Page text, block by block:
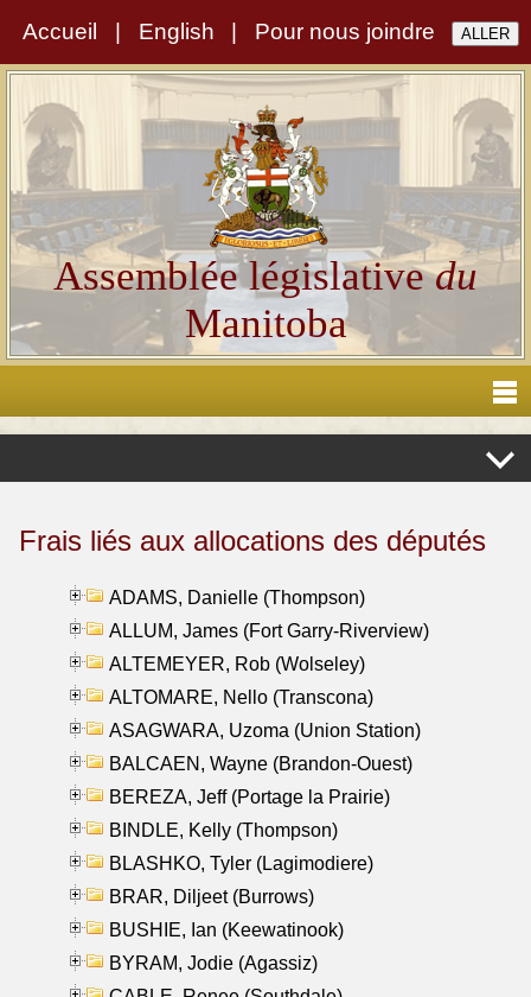
Accueil English Pour nous joindre
Assemblée législativedu
Manitoba
Frais liés aux allocations des députés
ADAMS, Danielle (Thompson)
ALLUM, James (Fort Garry-Riverview)
ALTEMEYER, Rob (Wolseley)
ALTOMARE, Nello (Transcona)
ASAGWARA, Uzoma (Union Station)
BALCAEN, Wayne (Brandon-Ouest)
BEREZA, Jeff (Portage la Prairie)
BINDLE, Kelly (Thompson)
BLASHKO, Tyler (Lagimodiere)
BRAR, Diljeet (Burrows)
BUSHIE, Ian (Keewatinook)
BYRAM, Jodie (Agassiz)